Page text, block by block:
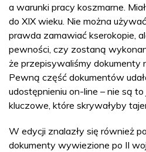
a warunki pracy koszmarne.
do XIX wieku. Nie można
prawda zamawiać kserokopie,
pewności, czy zostaną
że przepisywaliśmy dokumenty
Pewną część dokumentów
udostępnieniu on-line – nie są
kluczowe, które skrywałyby
W edycji znalazły się również
dokumenty wywiezione po II